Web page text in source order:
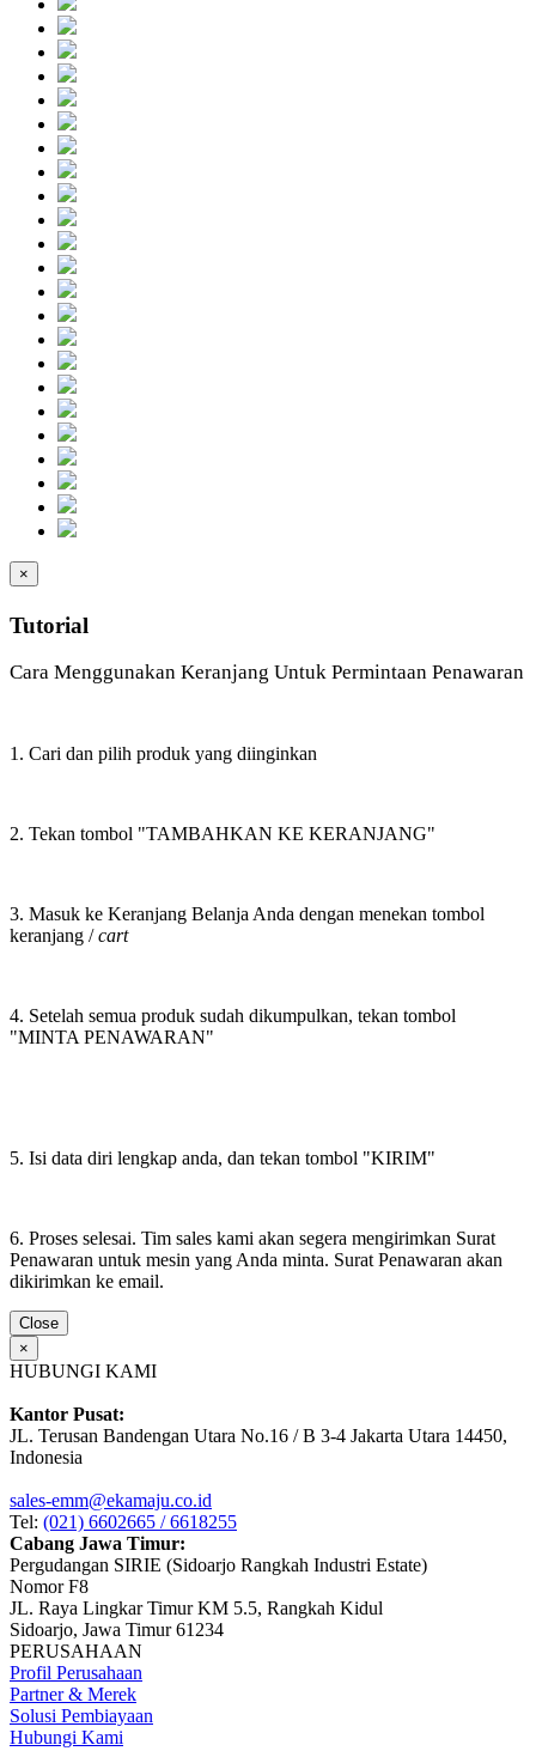
×
Tutorial
Cara Menggunakan Keranjang Untuk Permintaan Penawaran
1. Cari dan pilih produk yang diinginkan
2. Tekan tombol "TAMBAHKAN KE KERANJANG"
3. Masuk ke Keranjang Belanja Anda dengan menekan tombol
keranjang /cart
4. Setelah semua produk sudah dikumpulkan, tekan tombol
"MINTA PENAWARAN"
5. Isi data diri lengkap anda, dan tekan tombol "KIRIM"
6. Proses selesai. Tim sales kami akan segera mengirimkan Surat
Penawaran untuk mesin yang Anda minta. Surat Penawaran akan
dikirimkan ke email.
Close
×
HUBUNGI KAMI
Kantor Pusat:
JL. Terusan Bandengan Utara No.16 / B 3-4 Jakarta Utara 14450,
Indonesia
sales-emm@ekamaju.co.id
Tel: (021) 6602665 / 6618255
Cabang Jawa Timur:
Pergudangan SIRIE (Sidoarjo Rangkah Industri Estate)
Nomor F8
JL. Raya Lingkar Timur KM 5.5, Rangkah Kidul
Sidoarjo, Jawa Timur 61234
PERUSAHAAN
Profil Perusahaan
Partner & Merek
Solusi Pembiayaan
Hubungi Kami